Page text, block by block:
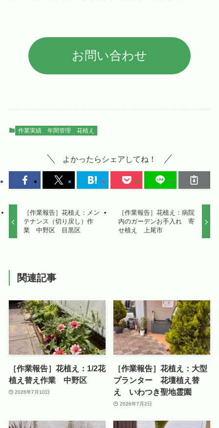
お問い合わせ
作業実績 年間管理 花植え
よかったらシェアしてね！
［作業報告］花植え：メン
テナンス（切り戻し）作
業 中野区 目黒区
［作業報告］花植え：病院
内のガーデンお手入れ 寄
せ植え 上尾市
関連記事
［作業報告］花植え：1/2花
植え替え作業 中野区
2026年7月10日
［作業報告］花植え：大型
プランター 花壇植え替
え いわつき聖地霊園
2026年7月2日